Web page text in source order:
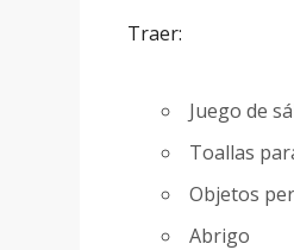
Traer:
Juego de
Toallas
Objetos
Abrigo